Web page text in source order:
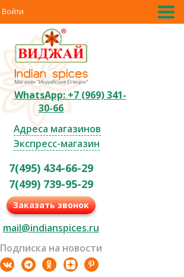
Войти
WhatsApp: +7 (969) 341-
30-66
Адреса магазинов
Экспресс-магазин
7(495) 434-66-29
7(499) 739-95-29
Заказать звонок
mail@indianspices.ru
Подписка на новости